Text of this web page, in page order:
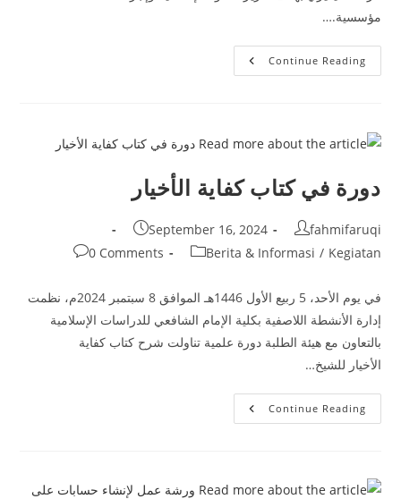
مؤسسية.…
Continue Readingزيارة
معهد
الشافعي
للدراسات
دورة في كتاب كفاية الأخيار
Post
author:
fahmifaruqi
Post
published:
September 16, 2024
Post
Berita & Informasi / Kegiatan
Post
0 Comments
في يوم الأحد، 5 ربيع الأول 1446هـ الموافق 8 سبتمبر 2024م، نظمت
إدارة الأنشطة اللاصفية بكلية الإمام الشافعي للدراسات الإسلامية
بالتعاون مع هيئة الطلبة دورة علمية تناولت شرح كتاب كفاية
الأخيار للشيخ…
Continue Readingدورة
في